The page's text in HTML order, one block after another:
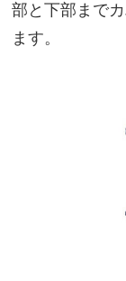
部と下部まで
ます。